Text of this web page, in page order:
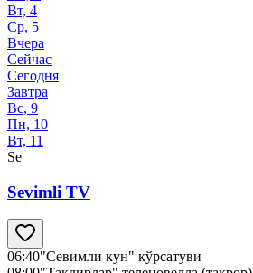
Вт, 4
Ср, 5
Вчера
Сейчас
Сегодня
Завтра
Вс, 9
Пн, 10
Вт, 11
Se
Sevimli TV
06:40"Севимли кун" кўрсатуви